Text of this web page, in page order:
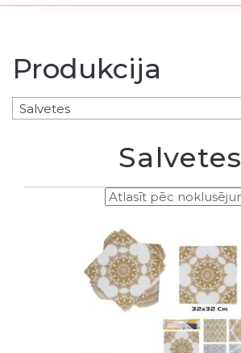
Produkcija
Salvetes
Salvetes